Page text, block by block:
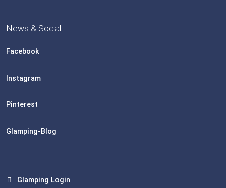
News & Social
Facebook
Instagram
Pinterest
Glamping-Blog
Glamping Login